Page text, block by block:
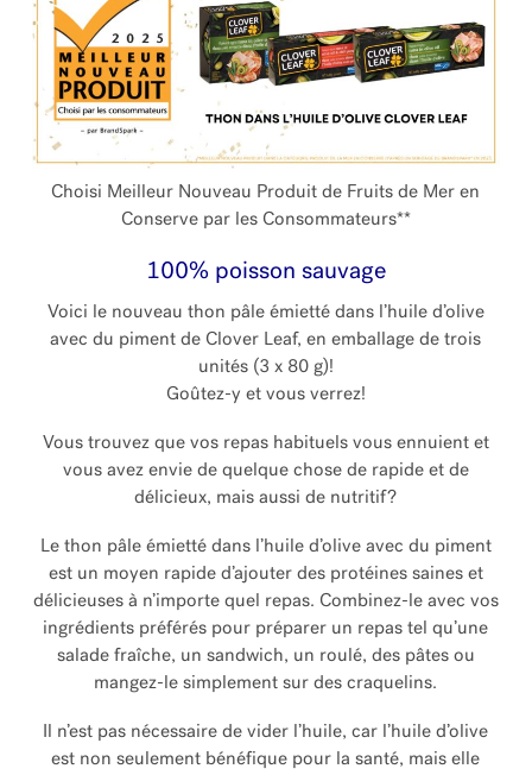
Choisi Meilleur Nouveau Produit de Fruits de Mer en
Conserve par les Consommateurs**
100% poisson sauvage
Voici le nouveau thon pâle émietté dans l’huile d’olive
avec du piment de Clover Leaf, en emballage de trois
unités (3 x 80 g)!
Goûtez-y et vous verrez!
Vous trouvez que vos repas habituels vous ennuient et
vous avez envie de quelque chose de rapide et de
délicieux, mais aussi de nutritif?
Le thon pâle émietté dans l’huile d’olive avec du piment
est un moyen rapide d’ajouter des protéines saines et
délicieuses à n’importe quel repas. Combinez-le avec vos
ingrédients préférés pour préparer un repas tel qu’une
salade fraîche, un sandwich, un roulé, des pâtes ou
mangez-le simplement sur des craquelins.
Il n’est pas nécessaire de vider l’huile, car l’huile d’olive
est non seulement bénéfique pour la santé, mais elle